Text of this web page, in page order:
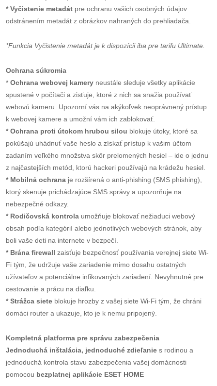
* Vyčistenie metadát pre ochranu vašich osobných údajov
odstránením metadát z obrázkov nahraných do prehliadača.
*Funkcia Vyčistenie metadát je k dispozícii iba pre tarifu Ultimate.
Ochrana súkromia
* Ochrana webovej kamery neustále sleduje všetky aplikácie
spustené v počítači a zisťuje, ktoré z nich sa snažia používať
webovú kameru. Upozorní vás na akýkoľvek neoprávnený prístup
k webovej kamere a umožní vám ich zablokovať.
* Ochrana proti útokom hrubou silou blokuje útoky, ktoré sa
pokúšajú uhádnuť vaše heslo a získať prístup k vašim účtom
zadaním veľkého množstva skôr prelomených hesiel – ide o jednu
z najčastejších metód, ktorú hackeri používajú na krádežu hesiel.
* Mobilná ochrana je rozšírená o anti-phishing (SMS phishing),
ktorý skenuje prichádzajúce SMS správy a upozorňuje na
nebezpečné odkazy.
* Rodičovská kontrola umožňuje blokovať nežiaduci webový
obsah podľa kategórií alebo jednotlivých webových stránok, aby
boli vaše deti na internete v bezpečí.
* Brána firewall zaisťuje bezpečnosť používania verejnej siete Wi-
Fi tým, že udržuje vaše zariadenie mimo dosahu ostatných
užívateľov a potenciálne infikovaných zariadení. Nevyhnutné pre
cestovanie a prácu na diaľku.
* Strážca siete blokuje hrozby z vašej siete Wi-Fi tým, že chráni
domáci router a ukazuje, kto je k nemu pripojený.
Kompletná platforma pre správu zabezpečenia
Jednoduchá inštalácia, jednoduché zdieľanie s rodinou a
jednoduchá kontrola stavu zabezpečenia vašej domácnosti
pomocou bezplatnej aplikácie ESET HOME